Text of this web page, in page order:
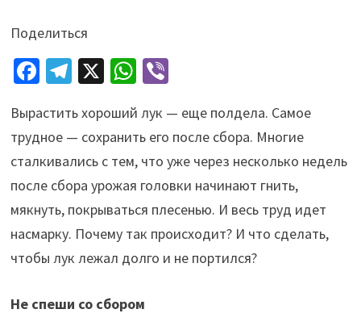
Поделиться
Fa
b
o
o
k
Te
gr
a
m
X W
at
sA
p
p
Vi
er
Вырастить хороший лук — еще полдела. Самое
трудное — сохранить его после сбора. Многие
сталкивались с тем, что уже через несколько недель
после сбора урожая головки начинают гнить,
мякнуть, покрываться плесенью. И весь труд идет
насмарку. Почему так происходит? И что сделать,
чтобы лук лежал долго и не портился?
Не спеши со сбором